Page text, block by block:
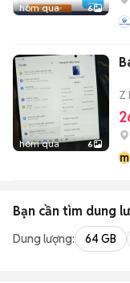
hôm qua 6
hôm qua 6
Z
m
Bạn cần tìm dung
Dung lượng: 64 GB